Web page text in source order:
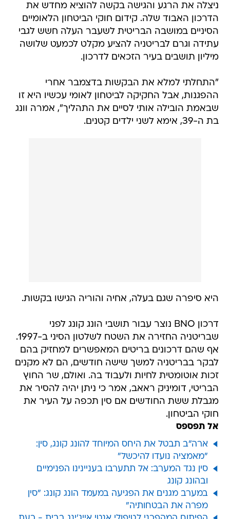
ניצלה את הרגע והגישה בקשה להוציא מחדש את
הדרכון האבוד שלה. קידום חוקי הביטחון הלאומיים
הסיניים במושבה הבריטית לשעבר העלה חשש לגבי
עתידה וגרם לבריטניה להציע מקלט לכמעט שלושה
מיליון תושבים בעיר הזכאים לדרכון.
"התחלתי למלא את הבקשות בדצמבר אחרי
ההפגנות, אבל החקיקה לביטחון לאומי עכשיו היא זו
שבאמת הובילה אותי לסיים את התהליך", אמרה וונג
בת ה-39, אימא לשני ילדים קטנים.
היא סיפרה שגם בעלה, אחיה והוריה הגישו בקשות.
דרכון BNO נוצר עבור תושבי הונג קונג לפני
שבריטניה החזירה את השטח לשלטון הסיני ב-1997.
אף שהם דרכונים בריטים המאפשרים למחזיק בהם
לבקר בבריטניה למשך שישה חודשים, הם לא מקנים
זכות אוטומטית לחיות ולעבוד בה. ואולם, שר החוץ
הבריטי, דומיניק ראאב, אמר כי ניתן יהיה להסיר את
מגבלת ששת החודשים אם סין תכפה על העיר את
חוקי הביטחון.
אל תפספס
ארה"ב תבטל את היחס המיוחד להונג קונג, סין:
"מאמציה נועדו להיכשל"
סין נגד המערב: אל תתערבו בעניינינו הפנימיים
ובהונג קונג
במערב מגנים את הפגיעה במעמד הונג קונג: "סין
מפרה את הבטחותיה"